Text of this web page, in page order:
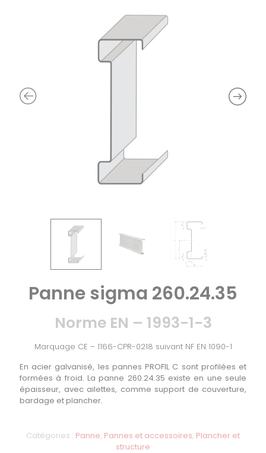
Panne sigma 260.24.35
Norme EN – 1993-1-3
Marquage CE – 1166-CPR-0218 suivant NF EN 1090-1
En acier galvanisé, les pannes PROFIL C sont profilées et
formées à froid. La panne 260.24.35 existe en une seule
épaisseur, avec ailettes, comme support de couverture,
bardage et plancher.
Catégories : Panne, Pannes et accessoires, Plancher et
structure